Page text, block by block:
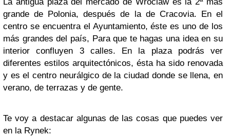
grande de Polonia, después de la de Cracovia. En el
centro se encuentra el Ayuntamiento, éste es uno de los
más grandes del país, Para que te hagas una idea en su
interior confluyen 3 calles. En la plaza podrás ver
diferentes estilos arquitectónicos, ésta ha sido renovada
y es el centro neurálgico de la ciudad donde se llena, en
verano, de terrazas y de gente.
Te voy a destacar algunas de las cosas que puedes ver
en la Rynek: